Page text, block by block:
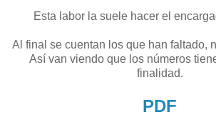
Esta labor la suele hacer el
Al final se cuentan los que han faltado,
Así van viendo que los números
finalidad.
PDF